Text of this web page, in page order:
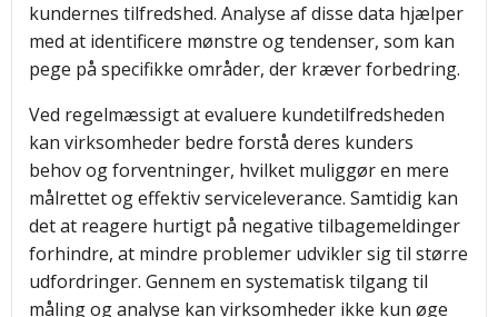
kundernes tilfredshed. Analyse af disse data hjælper
med at identificere mønstre og tendenser, som kan
pege på specifikke områder, der kræver forbedring.
Ved regelmæssigt at evaluere kundetilfredsheden
kan virksomheder bedre forstå deres kunders
behov og forventninger, hvilket muliggør en mere
målrettet og effektiv serviceleverance. Samtidig kan
det at reagere hurtigt på negative tilbagemeldinger
forhindre, at mindre problemer udvikler sig til større
udfordringer. Gennem en systematisk tilgang til
måling og analyse kan virksomheder ikke kun øge